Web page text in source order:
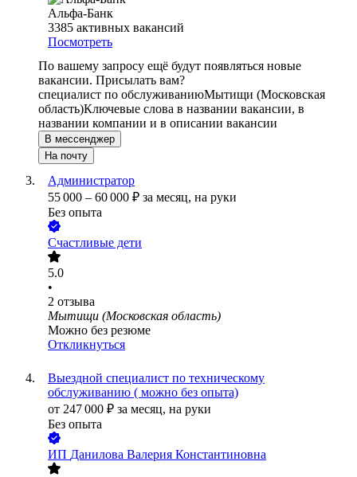
Альфа-Банк
3385 активных вакансий
Посмотреть
По вашему запросу ещё будут появляться новые
вакансии. Присылать вам?
специалист по обслуживаниюМытищи (Московская
область)Ключевые слова в названии вакансии, в
названии компании и в описании вакансии
В мессенджер
На почту
Администратор
55 000 – 60 000 ₽ за месяц, на руки
Без опыта
Счастливые дети
5.0
•
2 отзыва
Мытищи (Московская область)
Можно без резюме
Откликнуться
Выездной специалист по техническому
обслуживанию ( можно без опыта)
от 247 000 ₽ за месяц, на руки
Без опыта
ИП Данилова Валерия Константиновна